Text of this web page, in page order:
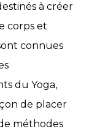
à créer
corps et
connues
du Yoga,
de placer
méthodes